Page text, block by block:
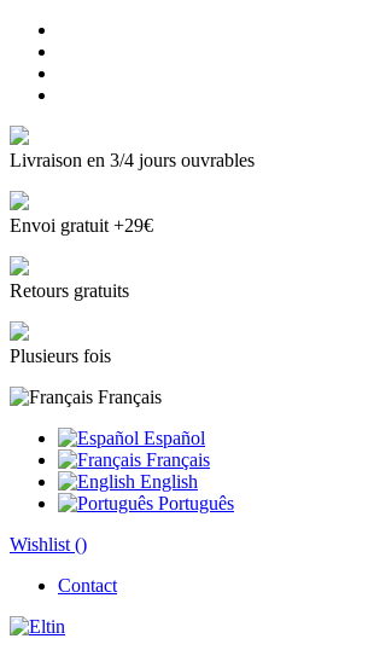
Livraison en 3/4 jours ouvrables
Envoi gratuit +29€
Retours gratuits
Plusieurs fois
Français
Español
Français
English
Português
Wishlist ()
Contact